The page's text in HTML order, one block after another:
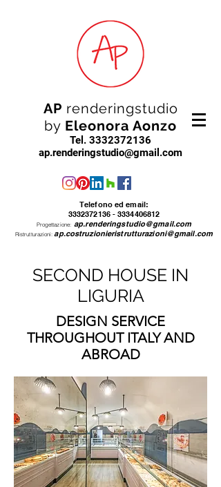
Telefono ed email:
3332372136 - 3334406812
Progettazione: ap.renderingstudio@gmail.com
Ristrutturazioni:ap.costruzionieristrutturazioni@gmail.com
AP renderingstudio
by Eleonora Aonzo
Tel. 3332372136
ap.renderingstudio@gmail.com
SECOND HOUSE IN
LIGURIA
DESIGN SERVICE
THROUGHOUT ITALY AND
ABROAD